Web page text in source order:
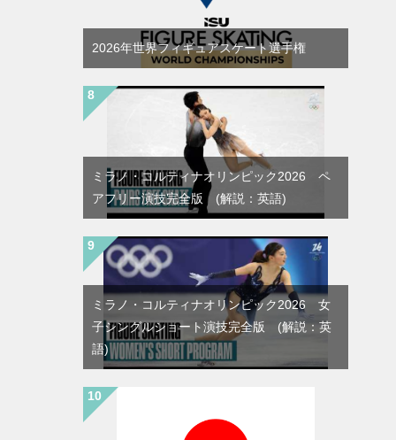
2026年世界フィギュアスケート選手権
ミラノ・コルティナオリンピック2026 ペ
アフリー演技完全版 (解説：英語)
ミラノ・コルティナオリンピック2026 女
子シングルショート演技完全版 (解説：英
語)